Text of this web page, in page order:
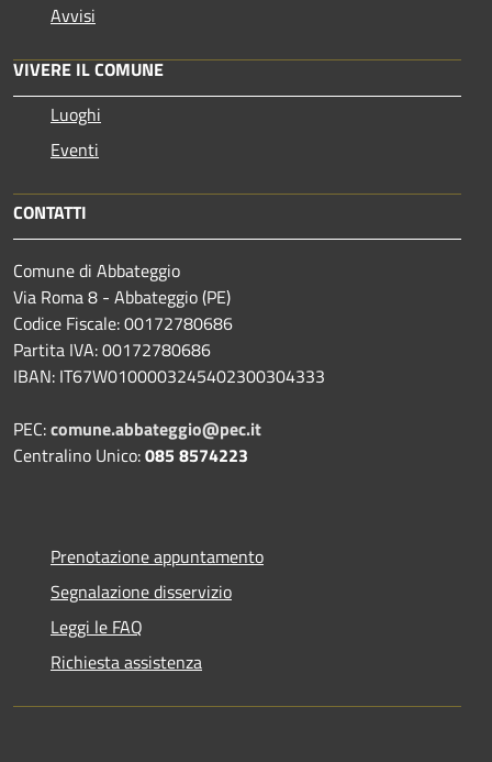
Avvisi
VIVERE IL COMUNE
Luoghi
Eventi
CONTATTI
Comune di Abbateggio
Via Roma 8 - Abbateggio (PE)
Codice Fiscale: 00172780686
Partita IVA: 00172780686
IBAN: IT67W0100003245402300304333
PEC:comune.abbateggio@pec.it
Centralino Unico:085 8574223
Prenotazione appuntamento
Segnalazione disservizio
Leggi le FAQ
Richiesta assistenza